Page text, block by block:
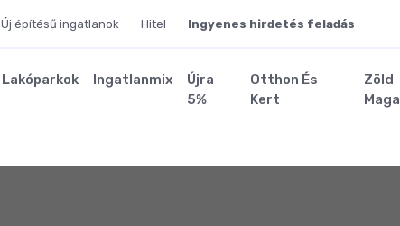
Új építésű ingatlanok Hitel Ingyenes hirdetés feladás
Lakóparkok Ingatlanmix
Újra
5%
Otthon És
Kert
Zöld